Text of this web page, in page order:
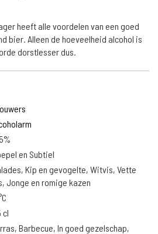
heeft alle voordelen van een goed
bier. Alleen de hoeveelheid alcohol is
dorstlesser dus.
en Subtiel
Kip en gevogelte, Witvis, Vette
Jonge en romige kazen
cl
Barbecue, In goed gezelschap,